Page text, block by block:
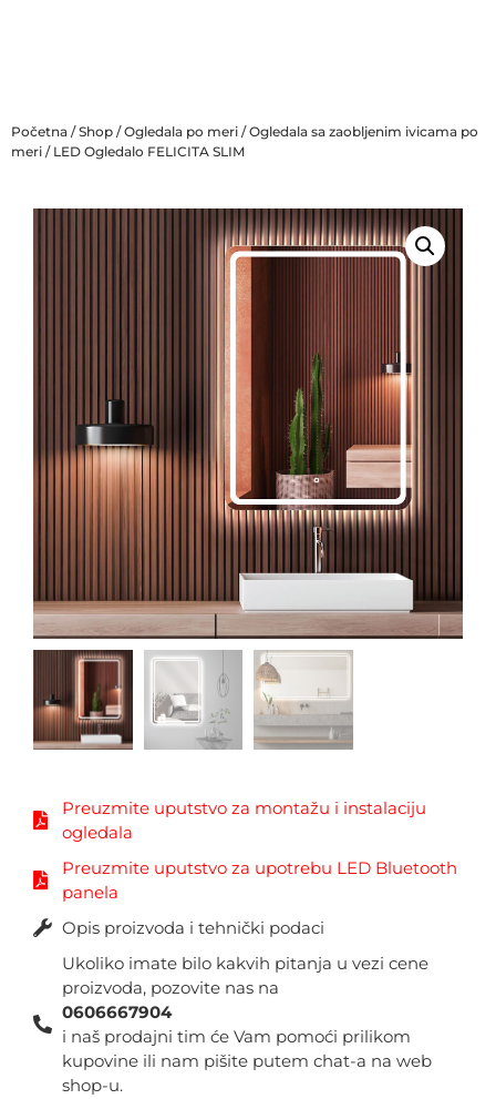
Početna /Shop /Ogledala po meri /Ogledala sa zaobljenim ivicama po
meri / LED Ogledalo FELICITA SLIM
Preuzmite uputstvo za montažu i instalaciju
ogledala
Preuzmite uputstvo za upotrebu LED Bluetooth
panela
Opis proizvoda i tehnički podaci
Ukoliko imate bilo kakvih pitanja u vezi cene
proizvoda, pozovite nas na
0606667904
i naš prodajni tim će Vam pomoći prilikom
kupovine ili nam pišite putem chat-a na web
shop-u.